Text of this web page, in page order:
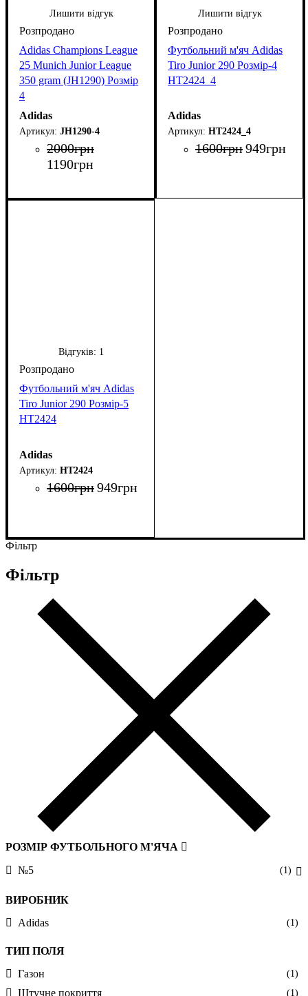
Лишити відгук
Adidas Champions League
25 Munich Junior League
350 gram (JH1290) Розмір
4
Adidas
JH1290-4
2000грн
1190грн
Лишити відгук
Футбольний м'яч Adidas
Tiro Junior 290 Розмір-4
HT2424_4
Adidas
HT2424_4
1600грн949грн
Відгуків: 1
Футбольний м'яч Adidas
Tiro Junior 290 Розмір-5
HT2424
Adidas
HT2424
1600грн949грн
Фільтр
Фільтр
РОЗМІР ФУТБОЛЬНОГО М'ЯЧА
№5
(1)
ВИРОБНИК
Adidas
(1)
ТИП ПОЛЯ
Газон
(1)
Штучне покриття (1)